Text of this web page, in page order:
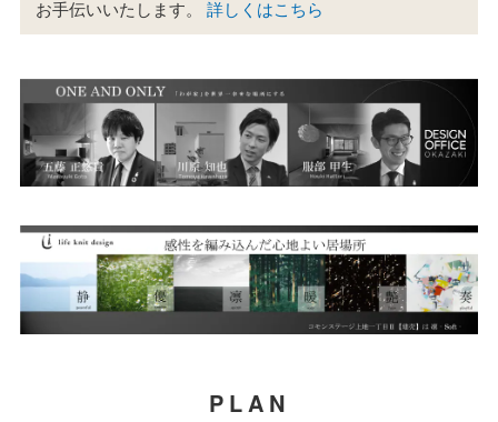
お手伝いいたします。 詳しくはこちら
PLAN